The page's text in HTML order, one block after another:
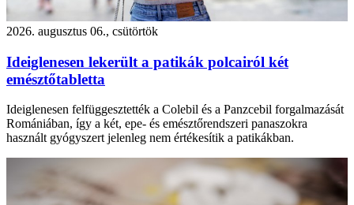
2026. augusztus 06., csütörtök
Ideiglenesen lekerült a patikák polcairól két
emésztőtabletta
Ideiglenesen felfüggesztették a Colebil és a Panzcebil forgalmazását
Romániában, így a két, epe- és emésztőrendszeri panaszokra
használt gyógyszert jelenleg nem értékesítik a patikákban.